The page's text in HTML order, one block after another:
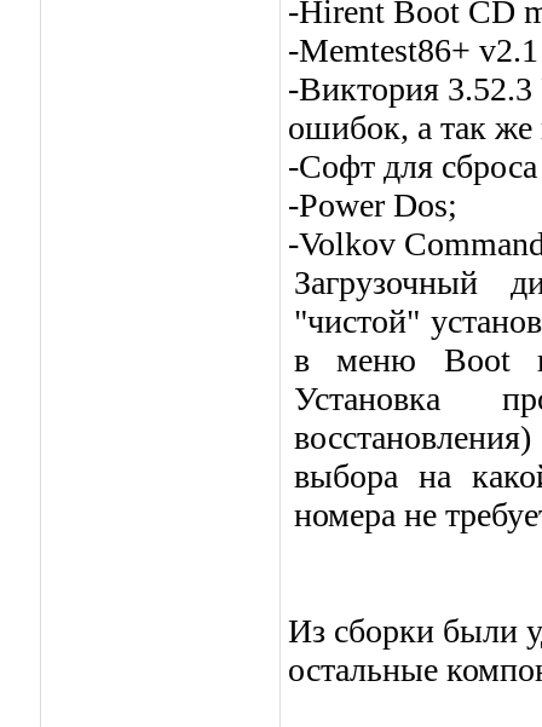
-Hirent Boot CD
-Memtest86+
-Виктория 3.52.3
ошибок, а так же
-Софт для
-Power Dos;
-Volkov
Загрузочный
"чистой"
в меню Boot
Установка
выбора на
номера не
Из сборки были
остальные